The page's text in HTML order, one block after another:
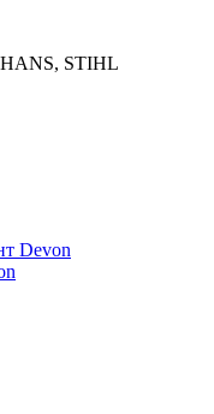
STIHL
Devon